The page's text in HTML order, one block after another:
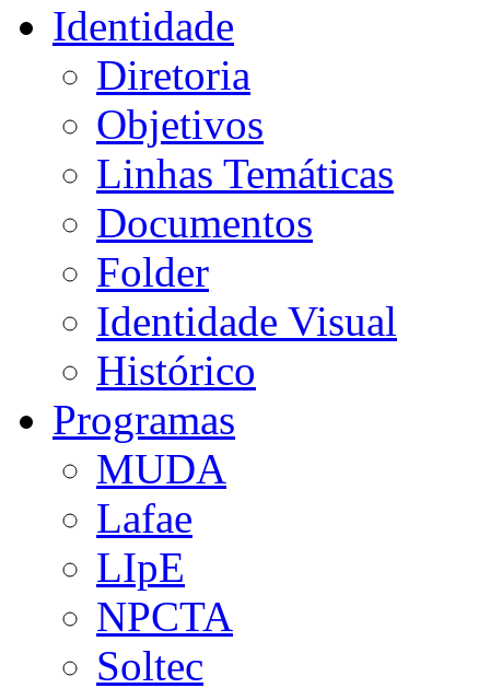
Identidade
Diretoria
Objetivos
Linhas Temáticas
Documentos
Folder
Identidade Visual
Histórico
Programas
MUDA
Lafae
LIpE
NPCTA
Soltec